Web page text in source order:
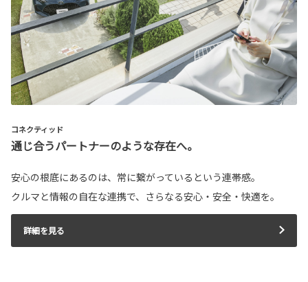
コネクティッド
通じ合うパートナーのような存在へ。
安心の根底にあるのは、常に繋がっているという連帯感。
クルマと情報の自在な連携で、さらなる安心・安全・快適を。
詳細を見る